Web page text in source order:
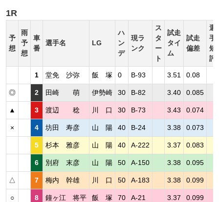
1R
予
想
雨
予
想
車
番
選手名 LG
ハ
ン
デ
現ラ
ンク
ス
タ
ー
ト
試走
タイ
ム
試走
偏差
選
手
短
評
1 堂免 沙弥 飯 塚 0 B-93 3.51 0.08
◎ 2 田崎 萌 伊勢崎 30 B-82 3.40 0.085
▲ 3 渡辺 稔 川 口 30 B-73 3.43 0.074
× 4 坊田 寿彦 山 陽 40 B-24 3.38 0.073
5 杉本 雅彦 山 陽 40 A-222 3.37 0.083
6 別府 末彦 山 陽 50 A-150 3.38 0.095
△ 7 梅内 幹雄 川 口 50 A-183 3.38 0.099
○ 8 鐘ヶ江 将平 飯 塚 70 A-21 3.37 0.099